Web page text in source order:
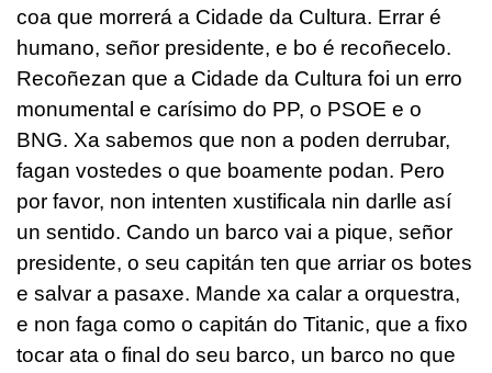
coa que morrerá a Cidade da Cultura. Errar é
humano, señor presidente, e bo é recoñecelo.
Recoñezan que a Cidade da Cultura foi un erro
monumental e carísimo do PP, o PSOE e o
BNG. Xa sabemos que non a poden derrubar,
fagan vostedes o que boamente podan. Pero
por favor, non intenten xustificala nin darlle así
un sentido. Cando un barco vai a pique, señor
presidente, o seu capitán ten que arriar os botes
e salvar a pasaxe. Mande xa calar a orquestra,
e non faga como o capitán do Titanic, que a fixo
tocar ata o final do seu barco, un barco no que